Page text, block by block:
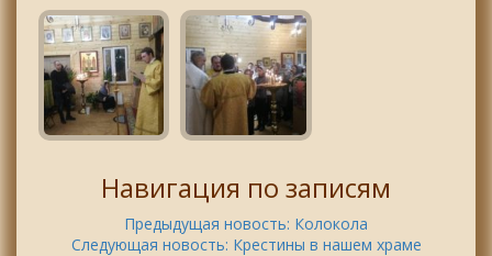
Навигация по записям
Предыдущая новость: Колокола
Следующая новость: Крестины в нашем храме